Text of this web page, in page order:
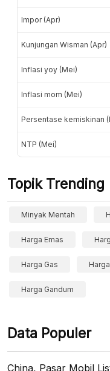
Impor (Apr)
Kunjungan Wisman (Apr)
Inflasi yoy (Mei)
Inflasi mom (Mei)
Persentase kemiskinan
NTP (Mei)
Topik Trending
Minyak Mentah
Harga Emas
Harga Gas
Harga Gandum
Data Populer
China, Pasar Mobil